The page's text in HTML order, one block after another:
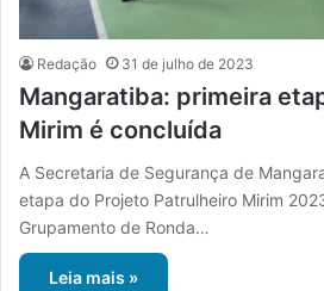
Redação 31 de julho de 2023
Mangaratiba: primeira
Mirim é concluída
A Secretaria de Segurança de
etapa do Projeto Patrulheiro Mirim
Grupamento de Ronda…
Leia mais »